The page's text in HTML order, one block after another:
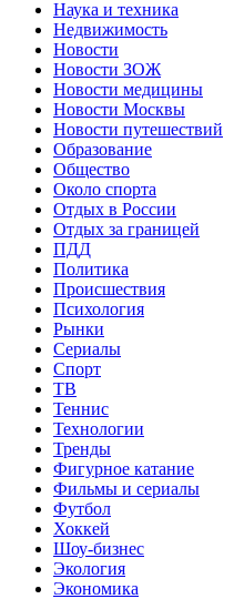
Наука и техника
Недвижимость
Новости
Новости ЗОЖ
Новости медицины
Новости Москвы
Новости путешествий
Образование
Общество
Около спорта
Отдых в России
Отдых за границей
ПДД
Политика
Происшествия
Психология
Рынки
Сериалы
Спорт
ТВ
Теннис
Технологии
Тренды
Фигурное катание
Фильмы и сериалы
Футбол
Хоккей
Шоу-бизнес
Экология
Экономика